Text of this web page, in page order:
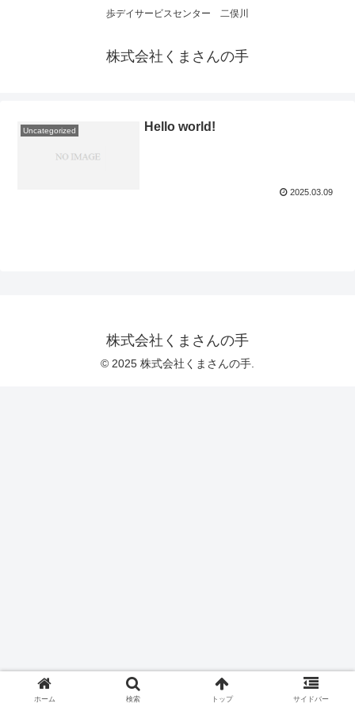
歩デイサービスセンター 二俣川
株式会社くまさんの手
Uncategorized Hello world!
2025.03.09
株式会社くまさんの手
© 2025 株式会社くまさんの手.
ホーム 検索 トップ サイドバー